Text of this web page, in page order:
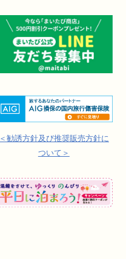
＜勧誘方針及び推奨販売方針に
ついて＞